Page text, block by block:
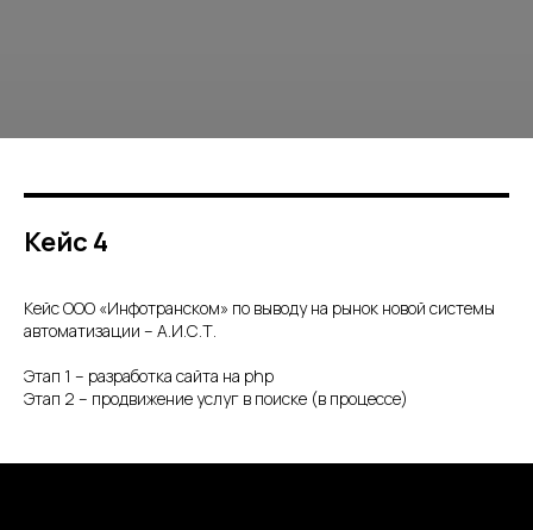
Кейс 4
Кейс ООО «Инфотранском» по выводу на рынок новой системы
автоматизации – А.И.С.Т.
Этап 1 – разработка сайта на php
Этап 2 – продвижение услуг в поиске (в процессе)